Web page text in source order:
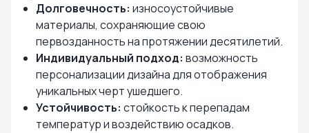
Долговечность: износоустойчивые
материалы, сохраняющие свою
первозданность на протяжении десятилетий.
Индивидуальный подход: возможность
персонализации дизайна для отображения
уникальных черт ушедшего.
Устойчивость: стойкость к перепадам
температур и воздействию осадков.